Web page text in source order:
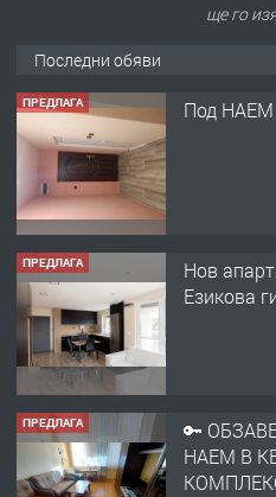
ще го
Последни обяви
ПРЕДЛАГА
Нов
ПРЕДЛАГА
🔑
НАЕМ В
ПРЕДЛАГА